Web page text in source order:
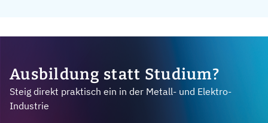
Ausbildung statt Studium?
Steig direkt praktisch ein in der Metall- und Elektro-
Industrie